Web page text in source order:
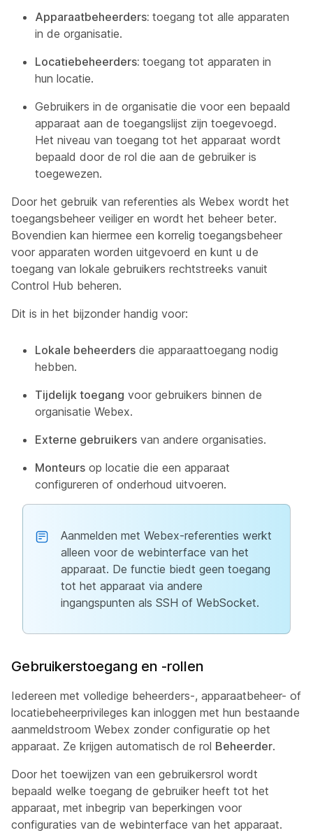
Apparaatbeheerders: toegang tot alle apparaten
in de organisatie.
Locatiebeheerders: toegang tot apparaten in
hun locatie.
Gebruikers in de organisatie die voor een bepaald
apparaat aan de toegangslijst zijn toegevoegd.
Het niveau van toegang tot het apparaat wordt
bepaald door de rol die aan de gebruiker is
toegewezen.
Door het gebruik van referenties als Webex wordt het
toegangsbeheer veiliger en wordt het beheer beter.
Bovendien kan hiermee een korrelig toegangsbeheer
voor apparaten worden uitgevoerd en kunt u de
toegang van lokale gebruikers rechtstreeks vanuit
Control Hub beheren.
Dit is in het bijzonder handig voor:
Lokale beheerders die apparaattoegang nodig
hebben.
Tijdelijk toegang voor gebruikers binnen de
organisatie Webex.
Externe gebruikers van andere organisaties.
Monteurs op locatie die een apparaat
configureren of onderhoud uitvoeren.
Aanmelden met Webex-referenties werkt
alleen voor de webinterface van het
apparaat. De functie biedt geen toegang
tot het apparaat via andere
ingangspunten als SSH of WebSocket.
Gebruikerstoegang en -rollen
Iedereen met volledige beheerders-, apparaatbeheer- of
locatiebeheerprivileges kan inloggen met hun bestaande
aanmeldstroom Webex zonder configuratie op het
apparaat. Ze krijgen automatisch de rol Beheerder.
Door het toewijzen van een gebruikersrol wordt
bepaald welke toegang de gebruiker heeft tot het
apparaat, met inbegrip van beperkingen voor
configuraties van de webinterface van het apparaat.